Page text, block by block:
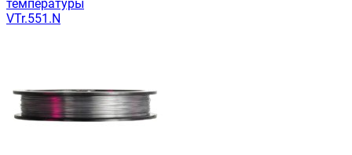
температуры
VTr.551.N